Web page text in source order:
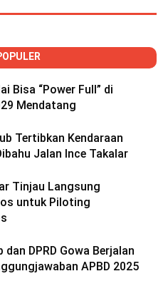
Bisa “Power Full” di
Mendatang
Tertibkan Kendaraan
Jalan Ince Takalar
Tinjau Langsung
untuk Piloting
DPRD Gowa Berjalan
APBD 2025